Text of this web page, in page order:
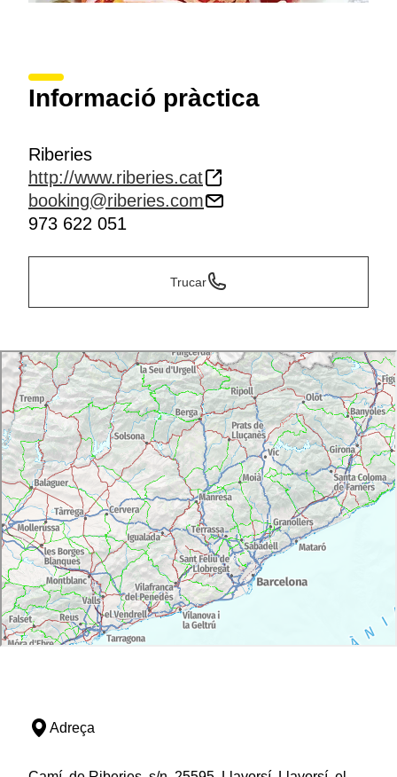
Informació pràctica
Riberies
http://www.riberies.cat
booking@riberies.com
973 622 051
Trucar
Adreça